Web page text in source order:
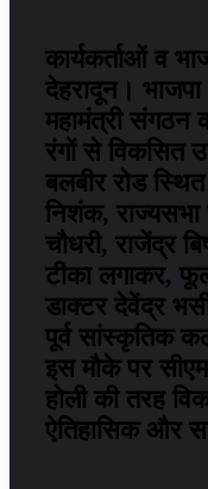
कार्यकर्ताओं व
देहरादून।
महामंत्री संगठन
रंगों से विकसित
बलबीर रोड
निशंक,
चौधरी, राजेंद्र
टीका लगाकर,
डाक्टर देवेंद्र
पूर्व सांस्कृतिक
इस मौके पर
होली की तरह
ऐतिहासिक और